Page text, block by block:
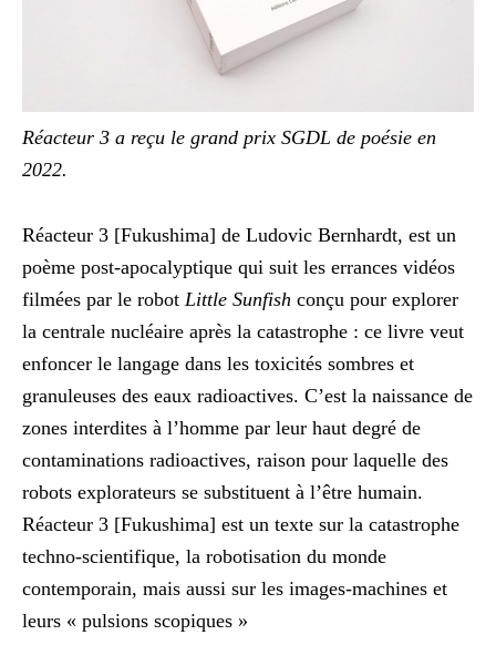
Réacteur 3 a reçu le grand prix SGDL de poésie en
2022.
Réacteur 3 [Fukushima] de Ludovic Bernhardt, est un
poème post-apocalyptique qui suit les errances vidéos
filmées par le robot Little Sunfish conçu pour explorer
la centrale nucléaire après la catastrophe : ce livre veut
enfoncer le langage dans les toxicités sombres et
granuleuses des eaux radioactives. C’est la naissance de
zones interdites à l’homme par leur haut degré de
contaminations radioactives, raison pour laquelle des
robots explorateurs se substituent à l’être humain.
Réacteur 3 [Fukushima] est un texte sur la catastrophe
techno-scientifique, la robotisation du monde
contemporain, mais aussi sur les images-machines et
leurs « pulsions scopiques »